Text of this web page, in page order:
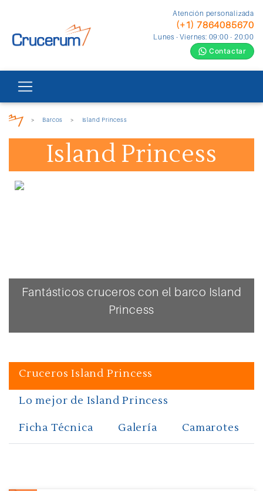
Atención personalizada
(+1) 7864085670
Lunes - Viernes: 09:00 - 20:00
Contactar
> Barcos > Island Princess
Island Princess
Fantásticos cruceros con el barco Island
Princess
Cruceros Island Princess
Lo mejor de Island Princess
Ficha Técnica
Galería Camarotes